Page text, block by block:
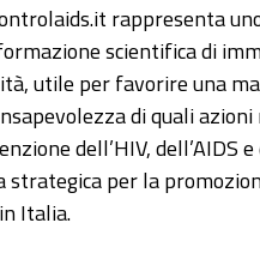
rappresenta
scientifica di
utile per favorire una
di quali
dell’HIV, dell’AIDS
per la
Italia.